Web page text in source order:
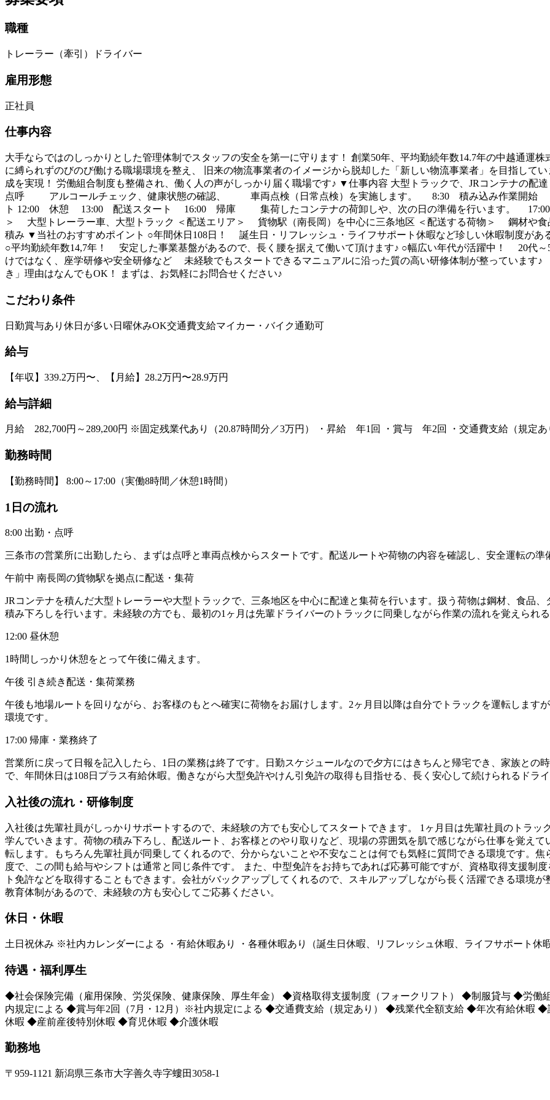
職種
トレーラー（牽引）ドライバー
雇用形態
正社員
仕事内容
大手ならではのしっかりとした管理体制でスタッフの安全を第一に守ります！ 創業50年、平均勤続年数14.7年の中越通運
に縛られずのびのび働ける職場環境を整え、 旧来の物流事業者のイメージから脱却した「新しい物流事業者」を目指して
成を実現！ 労働組合制度も整備され、働く人の声がしっかり届く職場です♪ ▼仕事内容 大型トラックで、JRコンテナ
点呼 アルコールチェック、健康状態の確認、 車両点検（日常点検）を実施します。 8:30 積み込み作業開
ト 12:00 休憩 13:00 配送スタート 16:00 帰庫 集荷したコンテナの荷卸しや、次の日の準備を行います。 17:00
＞ 大型トレーラー車、大型トラック ＜配送エリア＞ 貨物駅（南長岡）を中心に三条地区 ＜配送する荷物＞ 鋼材や
積み ▼当社のおすすめポイント ○年間休日108日！ 誕生日・リフレッシュ・ライフサポート休暇など珍しい休暇制度
○平均勤続年数14,7年！ 安定した事業基盤があるので、長く腰を据えて働いて頂けます♪ ○幅広い年代が活躍中！ 20代
けではなく、座学研修や安全研修など 未経験でもスタートできるマニュアルに沿った質の高い研修体制が整っています♪
き」理由はなんでもOK！ まずは、お気軽にお問合せください♪
こだわり条件
日勤賞与あり 休日が多い 日曜休みOK交通費支給マイカー・バイク通勤可
給与
【年収】339.2万円〜、【月給】28.2万円〜28.9万円
給与詳細
月給 282,700円～289,200円 ※固定残業代あり（20.87時間分／3万円） ・昇給 年1回 ・賞与 年2回 ・交通費支給（規定あ
勤務時間
【勤務時間】 8:00～17:00（実働8時間／休憩1時間）
1日の流れ
8:00 出勤・点呼
三条市の営業所に出勤したら、まずは点呼と車両点検からスタートです。配送ルートや荷物の内容を確認し、安全運転の準
午前中 南長岡の貨物駅を拠点に配送・集荷
JRコンテナを積んだ大型トレーラーや大型トラックで、三条地区を中心に配達と集荷を行います。扱う荷物は鋼材、食品
積み下ろしを行います。未経験の方でも、最初の1ヶ月は先輩ドライバーのトラックに同乗しながら作業の流れを覚えられ
12:00 昼休憩
1時間しっかり休憩をとって午後に備えます。
午後 引き続き配送・集荷業務
午後も地場ルートを回りながら、お客様のもとへ確実に荷物をお届けします。2ヶ月目以降は自分でトラックを運転します
環境です。
17:00 帰庫・業務終了
営業所に戻って日報を記入したら、1日の業務は終了です。日勤スケジュールなので夕方にはきちんと帰宅でき、家族との
で、年間休日は108日プラス有給休暇。働きながら大型免許やけん引免許の取得も目指せる、長く安心して続けられるドラ
入社後の流れ・研修制度
入社後は先輩社員がしっかりサポートするので、未経験の方でも安心してスタートできます。 1ヶ月目は先輩社員のトラ
学んでいきます。荷物の積み下ろし、配送ルート、お客様とのやり取りなど、現場の雰囲気を肌で感じながら仕事を覚え
転します。もちろん先輩社員が同乗してくれるので、分からないことや不安なことは何でも気軽に質問できる環境です。
度で、この間も給与やシフトは通常と同じ条件です。 また、中型免許をお持ちであれば応募可能ですが、資格取得支援制
ト免許などを取得することもできます。会社がバックアップしてくれるので、スキルアップしながら長く活躍できる環境
教育体制があるので、未経験の方も安心してご応募ください。
休日・休暇
土日祝休み ※社内カレンダーによる ・有給休暇あり ・各種休暇あり（誕生日休暇、リフレッシュ休暇、ライフサポート
待遇・福利厚生
◆社会保険完備（雇用保険、労災保険、健康保険、厚生年金） ◆資格取得支援制度（フォークリフト） ◆制服貸与 ◆労
内規定による ◆賞与年2回（7月・12月）※社内規定による ◆交通費支給（規定あり） ◆残業代全額支給 ◆年次有給休暇
休暇 ◆産前産後特別休暇 ◆育児休暇 ◆介護休暇
勤務地
〒959-1121 新潟県三条市大字善久寺字螻田3058-1